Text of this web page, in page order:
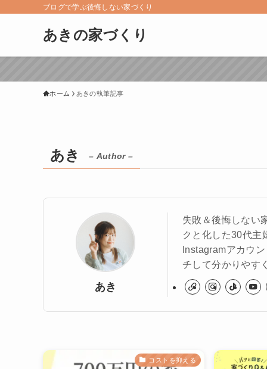
ブログで学ぶ後悔しない家づくり
あきの家づくり
ホーム あきの執筆記事
あき – Author –
あき
失敗＆後悔しない
クと化した30代主
Instagramアカウ
チして分かりやす
コストを抑える